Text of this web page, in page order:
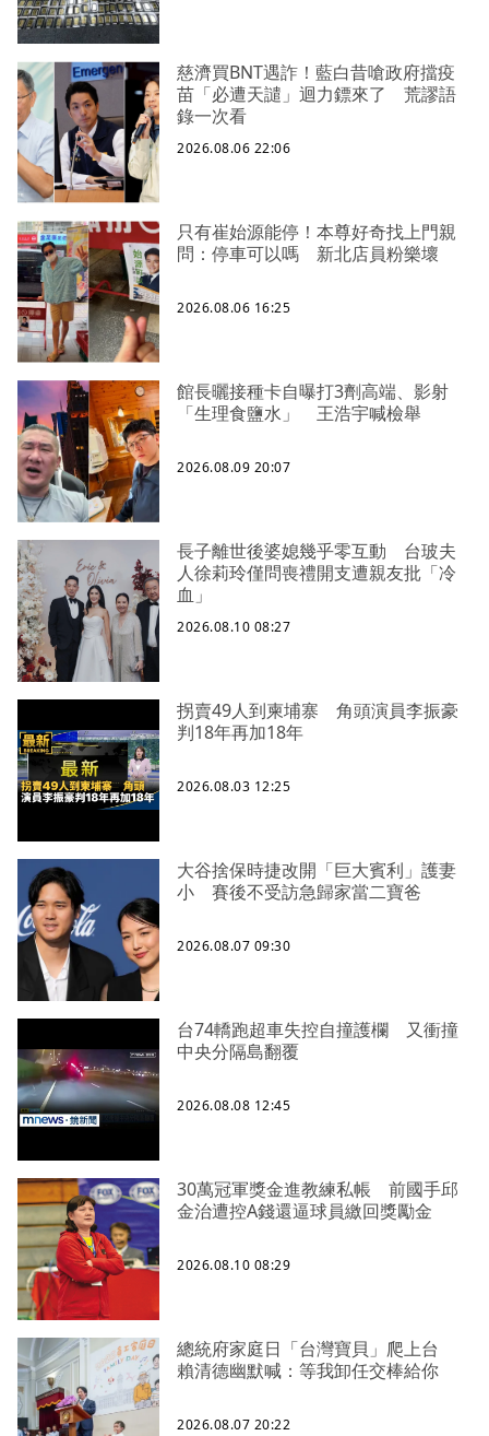
慈濟買BNT遇詐！藍白昔嗆政府擋疫
苗「必遭天譴」迴力鏢來了 荒謬語
錄一次看
2026.08.06 22:06
只有崔始源能停！本尊好奇找上門親
問：停車可以嗎 新北店員粉樂壞
2026.08.06 16:25
館長曬接種卡自曝打3劑高端、影射
「生理食鹽水」 王浩宇喊檢舉
2026.08.09 20:07
長子離世後婆媳幾乎零互動 台玻夫
人徐莉玲僅問喪禮開支遭親友批「冷
血」
2026.08.10 08:27
拐賣49人到柬埔寨 角頭演員李振豪
判18年再加18年
2026.08.03 12:25
大谷捨保時捷改開「巨大賓利」護妻
小 賽後不受訪急歸家當二寶爸
2026.08.07 09:30
台74轎跑超車失控自撞護欄 又衝撞
中央分隔島翻覆
2026.08.08 12:45
30萬冠軍獎金進教練私帳 前國手邱
金治遭控A錢還逼球員繳回獎勵金
2026.08.10 08:29
總統府家庭日「台灣寶貝」爬上台
賴清德幽默喊：等我卸任交棒給你
2026.08.07 20:22